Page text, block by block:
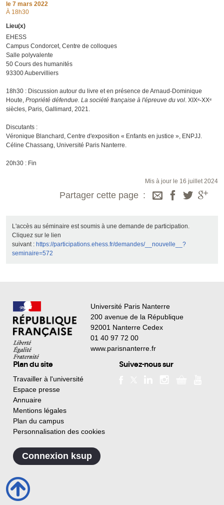
le 7 mars 2022
À 18h30
Lieu(x)
EHESS
Campus Condorcet, Centre de colloques
Salle polyvalente
50 Cours des humanités
93300 Aubervilliers
18h30 : Discussion autour du livre et en présence de Arnaud-Dominique
Houte, Propriété défendue. La société française à l'épreuve du vol. XIXᵉ-XXᵉ
siècles, Paris, Gallimard, 2021.
Discutants :
Véronique Blanchard, Centre d'exposition « Enfants en justice », ENPJJ.
Céline Chassang, Université Paris Nanterre.
20h30 : Fin
Mis à jour le 16 juillet 2024
Partager cette page
L'accès au séminaire est soumis à une demande de participation.
Cliquez sur le lien
suivant : https://participations.ehess.fr/demandes/__nouvelle__?
seminaire=572
Université Paris Nanterre
200 avenue de la République
92001 Nanterre Cedex
01 40 97 72 00
www.parisnanterre.fr
Plan du site
Travailler à l'université
Espace presse
Annuaire
Mentions légales
Plan du campus
Personnalisation des cookies
Suivez-nous sur
Connexion ksup